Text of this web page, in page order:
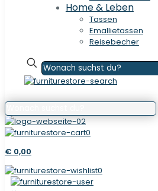
Home & Leben
Tassen
Emallietassen
Reisebecher
0
€ 0,00
0